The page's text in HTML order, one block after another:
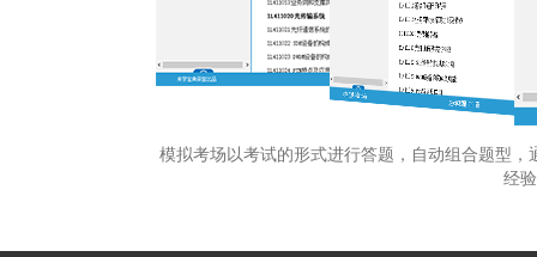
模拟考场以考试的形式进行答题，自动组合题型
经